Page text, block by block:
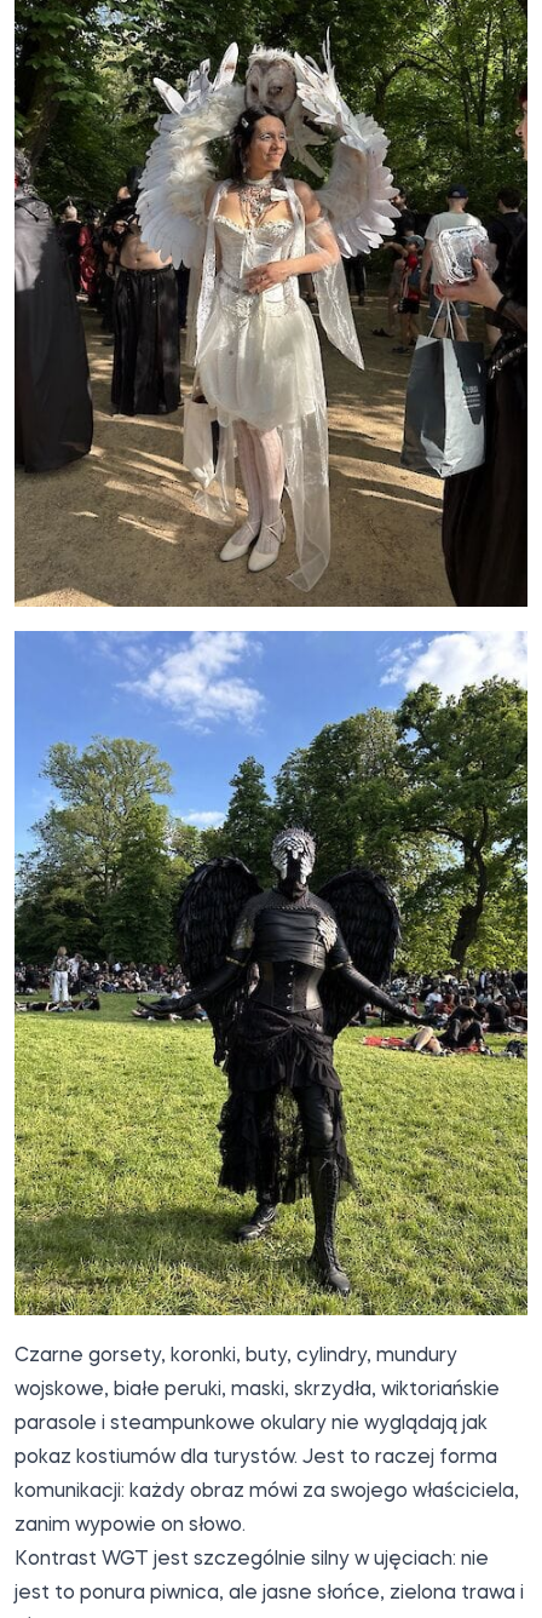
Czarne gorsety, koronki, buty, cylindry, mundury
wojskowe, białe peruki, maski, skrzydła, wiktoriańskie
parasole i steampunkowe okulary nie wyglądają jak
pokaz kostiumów dla turystów. Jest to raczej forma
komunikacji: każdy obraz mówi za swojego właściciela,
zanim wypowie on słowo.
Kontrast WGT jest szczególnie silny w ujęciach: nie
jest to ponura piwnica, ale jasne słońce, zielona trawa i